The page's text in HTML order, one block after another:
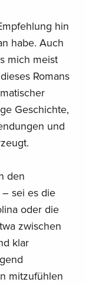
hin
habe. Auch
mich meist
Romans
Geschichte,
und
den
sei es die
oder die
zwischen
klar
mitzufühlen